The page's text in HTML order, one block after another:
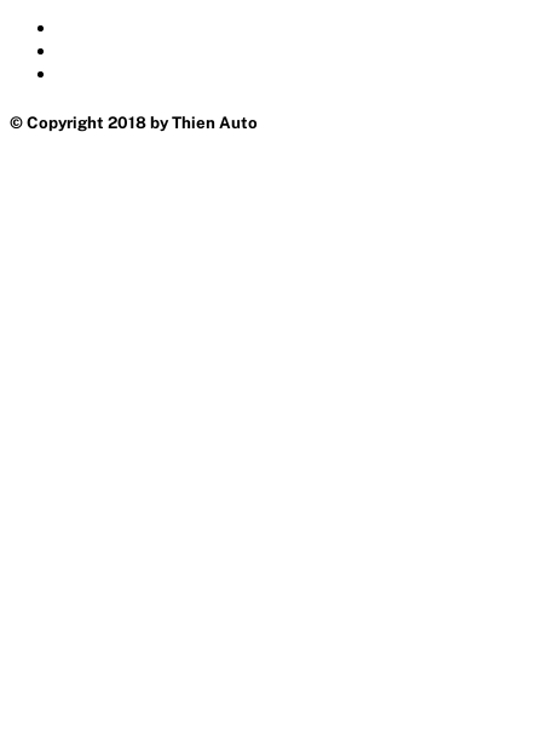
© Copyright 2018 by Thien Auto